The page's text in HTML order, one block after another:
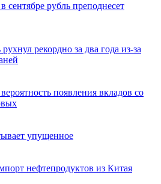
сентябре рубль преподнесет
рекордно за два года из-за
появления вкладов со
упущенное
нефтепродуктов из Китая